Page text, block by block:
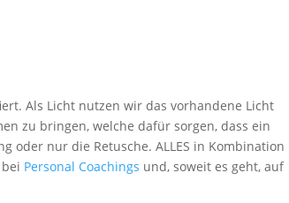
Als Licht nutzen wir das vorhandene Licht
zu bringen, welche dafür sorgen, dass ein
nur die Retusche. ALLES in Kombination
Personal Coachings und, soweit es geht, auf